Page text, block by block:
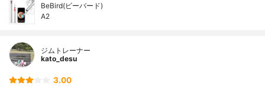
BeBird(ビーバード)
A2
ジムトレーナー
kato_desu
3.00